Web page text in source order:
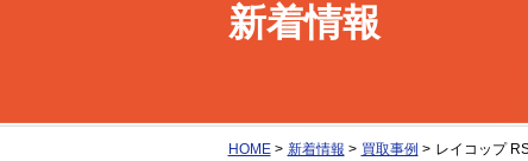
新着情報
HOME> 新着情報 > 買取事例 > レイコップ